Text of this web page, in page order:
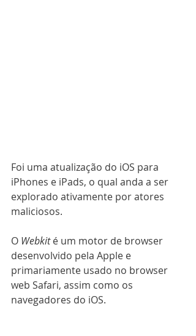
Foi uma atualização do iOS para
iPhones e iPads, o qual anda a ser
explorado ativamente por atores
maliciosos.
O Webkit é um motor de browser
desenvolvido pela Apple e
primariamente usado no browser
web Safari, assim como os
navegadores do iOS.